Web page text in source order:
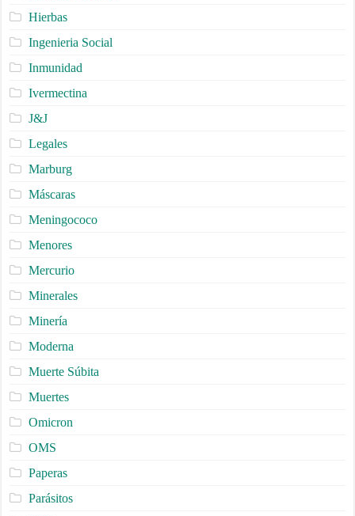
Hierbas
Ingenieria Social
Inmunidad
Ivermectina
J&J
Legales
Marburg
Máscaras
Meningococo
Menores
Mercurio
Minerales
Minería
Moderna
Muerte Súbita
Muertes
Omicron
OMS
Paperas
Parásitos